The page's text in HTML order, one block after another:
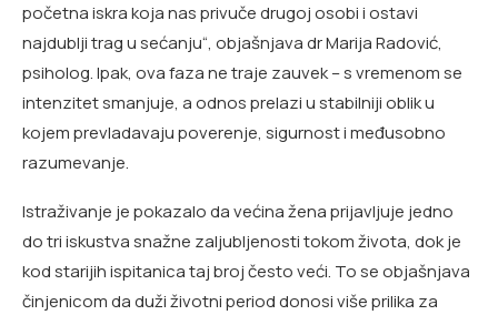
početna iskra koja nas privuče drugoj osobi i ostavi
najdublji trag u sećanju“, objašnjava dr Marija Radović,
psiholog. Ipak, ova faza ne traje zauvek – s vremenom se
intenzitet smanjuje, a odnos prelazi u stabilniji oblik u
kojem prevladavaju poverenje, sigurnost i međusobno
razumevanje.
Istraživanje je pokazalo da većina žena prijavljuje jedno
do tri iskustva snažne zaljubljenosti tokom života, dok je
kod starijih ispitanica taj broj često veći. To se objašnjava
činjenicom da duži životni period donosi više prilika za